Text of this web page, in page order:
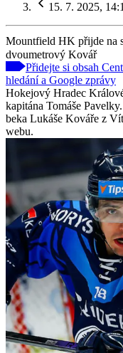
15. 7. 2025,
Mountfield HK přijde na
dvoumetrový Kovář
Přidejte si obsah
hledání a Google zprávy
Hokejový Hradec
kapitána Tomáše
beka Lukáše Kováře z
webu.